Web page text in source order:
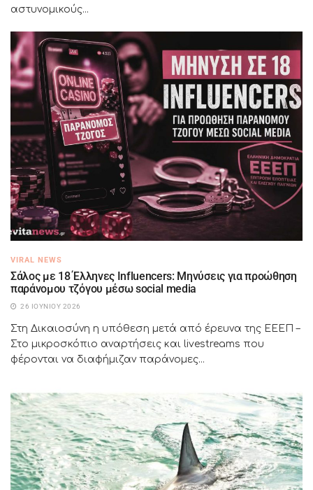
αστυνομικούς...
VIRAL NEWS
Σάλος με 18 Έλληνες Influencers: Μηνύσεις για προώθηση
παράνομου τζόγου μέσω social media
26 ΙΟΥΝΊΟΥ 2026
Στη Δικαιοσύνη η υπόθεση μετά από έρευνα της ΕΕΕΠ –
Στο μικροσκόπιο αναρτήσεις και livestreams που
φέρονται να διαφήμιζαν παράνομες...